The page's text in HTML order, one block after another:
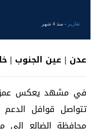
تقارير - منذ 4 شهر
عدن | عين الجنوب |
في مشهد يعكس عمق
تتواصل قوافل